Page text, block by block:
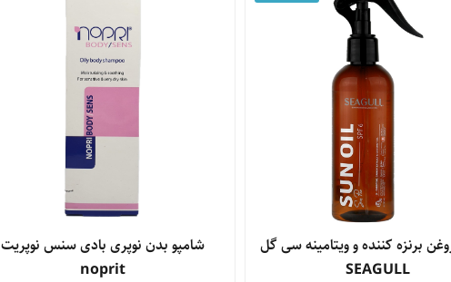
برنزه کننده و ویتامینه سی گل
SEAGULL
مشاهده محصول
شامپو بدن نوپری بادی سنس نوپریت
noprit